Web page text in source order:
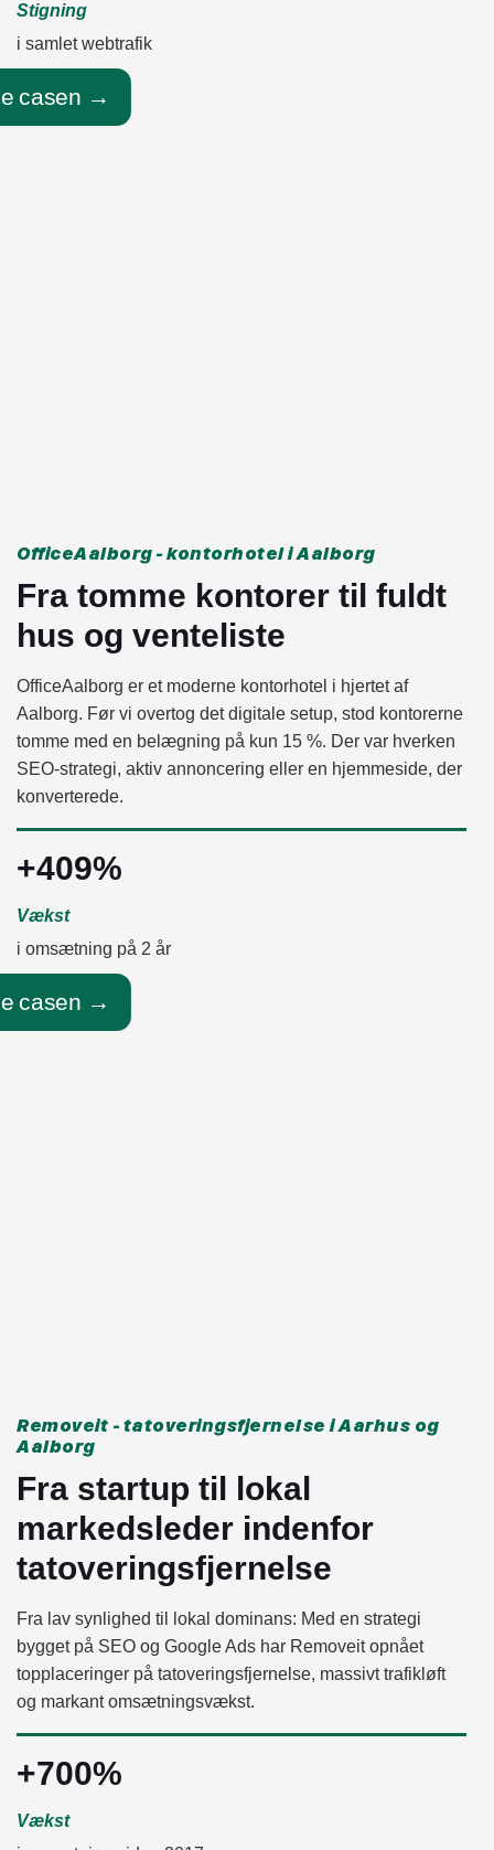
Stigning
i samlet webtrafik
casen →
OfficeAalborg - kontorhotel i Aalborg
Fra tomme kontorer til fuldt
hus og venteliste
OfficeAalborg er et moderne kontorhotel i hjertet af
Aalborg. Før vi overtog det digitale setup, stod kontorerne
tomme med en belægning på kun 15 %. Der var hverken
SEO-strategi, aktiv annoncering eller en hjemmeside, der
konverterede.
+409%
Vækst
i omsætning på 2 år
casen →
Removeit - tatoveringsfjernelse i Aarhus og
Aalborg
Fra startup til lokal
markedsleder indenfor
tatoveringsfjernelse
Fra lav synlighed til lokal dominans: Med en strategi
bygget på SEO og Google Ads har Removeit opnået
topplaceringer på tatoveringsfjernelse, massivt trafikløft
og markant omsætningsvækst.
+700%
Vækst